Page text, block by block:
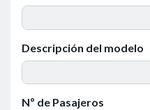
Descripción del modelo
Nº de Pasajeros